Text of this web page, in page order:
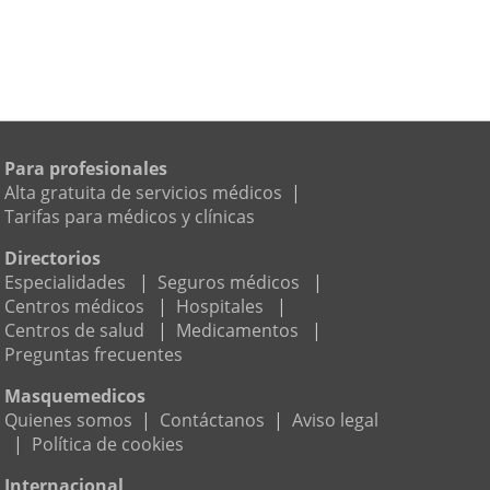
Para profesionales
Alta gratuita de servicios médicos |
Tarifas para médicos y clínicas
Directorios
Especialidades
| Seguros médicos
|
Centros médicos
| Hospitales
|
Centros de salud
| Medicamentos
|
Preguntas frecuentes
Masquemedicos
Quienes somos | Contáctanos | Aviso legal
| Política de cookies